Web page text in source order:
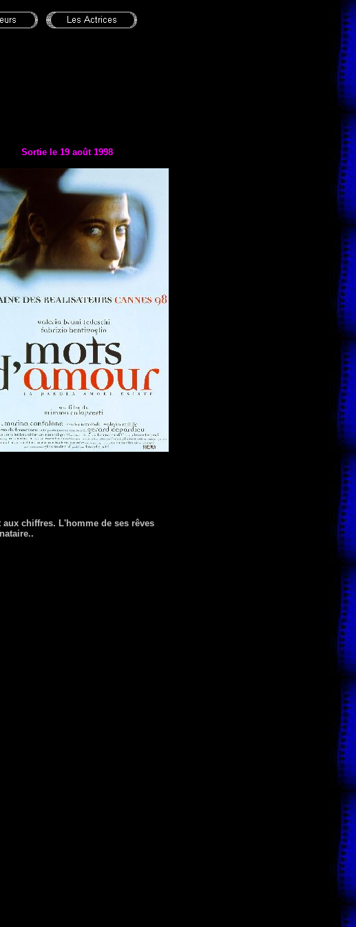
Sortie le 19 août 1998
chiffres. L'homme de ses rêves